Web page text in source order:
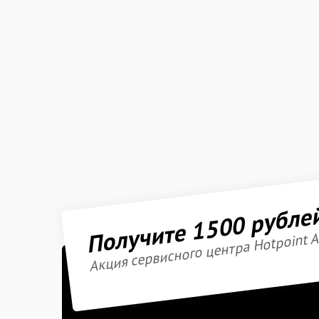
Получите 1500
Акция сервисного центра Hotpoint